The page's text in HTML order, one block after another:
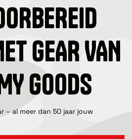
GEAR VAN
GOODS
– al meer dan 50 jaar jouw